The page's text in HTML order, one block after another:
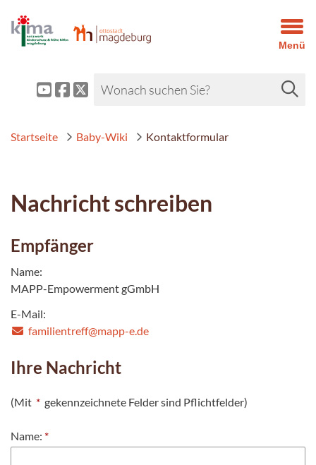
Menü
Startseite Baby-Wiki Kontaktformular
Nachricht schreiben
Empfänger
Name:
MAPP-Empowerment gGmbH
E-Mail:
familientreff@mapp-e.de
Ihre Nachricht
(Mit * gekennzeichnete Felder sind Pflichtfelder)
Name: *